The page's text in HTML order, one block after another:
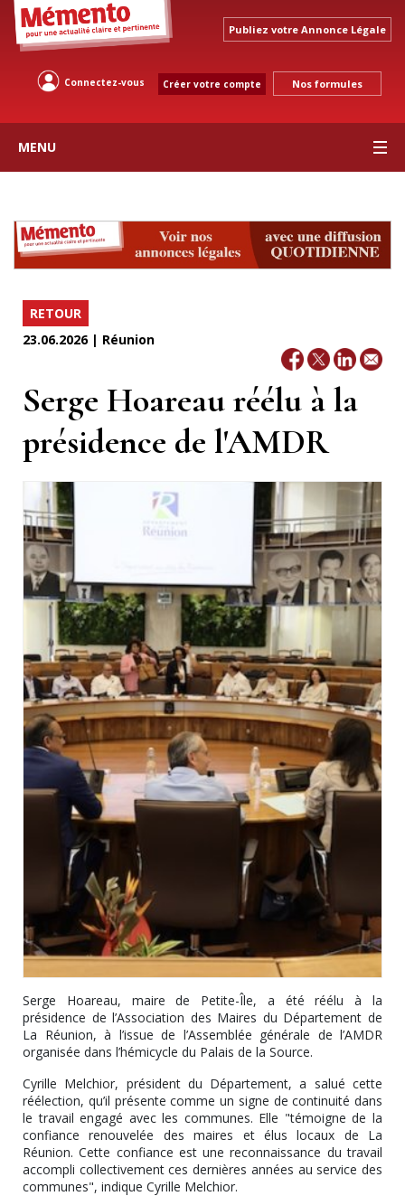
Publiez votre Annonce Légale
Connectez-vous Créer votre compte Nos formules
MENU
RETOUR
23.06.2026 | Réunion
Serge Hoareau réélu à la
présidence de l'AMDR
Serge Hoareau, maire de Petite-Île, a été réélu à la
présidence de l’Association des Maires du Département de
La Réunion, à l’issue de l’Assemblée générale de l’AMDR
organisée dans l’hémicycle du Palais de la Source.
Cyrille Melchior, président du Département, a salué cette
réélection, qu’il présente comme un signe de continuité dans
le travail engagé avec les communes. Elle "témoigne de la
confiance renouvelée des maires et élus locaux de La
Réunion. Cette confiance est une reconnaissance du travail
accompli collectivement ces dernières années au service des
communes", indique Cyrille Melchior.